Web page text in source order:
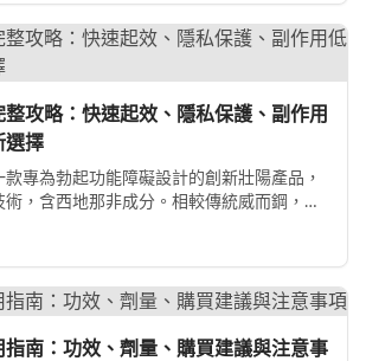
攻略：快速起效、隱私保護、副作用
選擇
專為勃起功能障礙設計的創新壯陽產品，
，含西地那非成分。相較傳統威而鋼，起
指南：功效、劑量、購買建議與注意事